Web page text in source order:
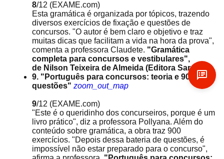
8/12 (EXAME.com)
Esta gramática é organizada por tópicos, trazendo
diversos exercícios de fixação e questões de
concursos. "O autor é bem claro e objetivo e traz
muitas dicas que facilitam a vida na hora da prova",
comenta a professora Claudete. "Gramática
completa para concursos e vestibulares",
de Nilson Teixeira de Almeida (Editora Saraiva)
9. "Português para concursos: teoria e 900
questões" zoom_out_map
9/12 (EXAME.com)
"Este é o queridinho dos concurseiros, porque é um
livro prático", diz a professora Pollyana. Além do
conteúdo sobre gramática, a obra traz 900
exercícios. "Depois dessa bateria de questões, é
impossível não estar preparado para o concurso",